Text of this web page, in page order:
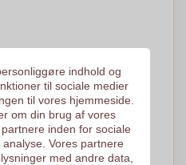
mig med at vælge
indhold og
til sociale medier
til vores hjemmeside.
om din brug af vores
inden for sociale
Vores partnere
med andre data,